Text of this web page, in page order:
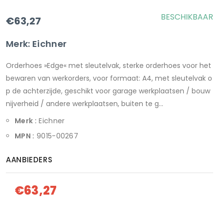
€63,27
Merk: Eichner
BESCHIKBAAR
Orderhoes »Edge« met sleutelvak, sterke orderhoes voor het
bewaren van werkorders, voor formaat: A4, met sleutelvak o
p de achterzijde, geschikt voor garage werkplaatsen / bouw
nijverheid / andere werkplaatsen, buiten te g...
Merk : Eichner
MPN : 9015-00267
AANBIEDERS
€63,27